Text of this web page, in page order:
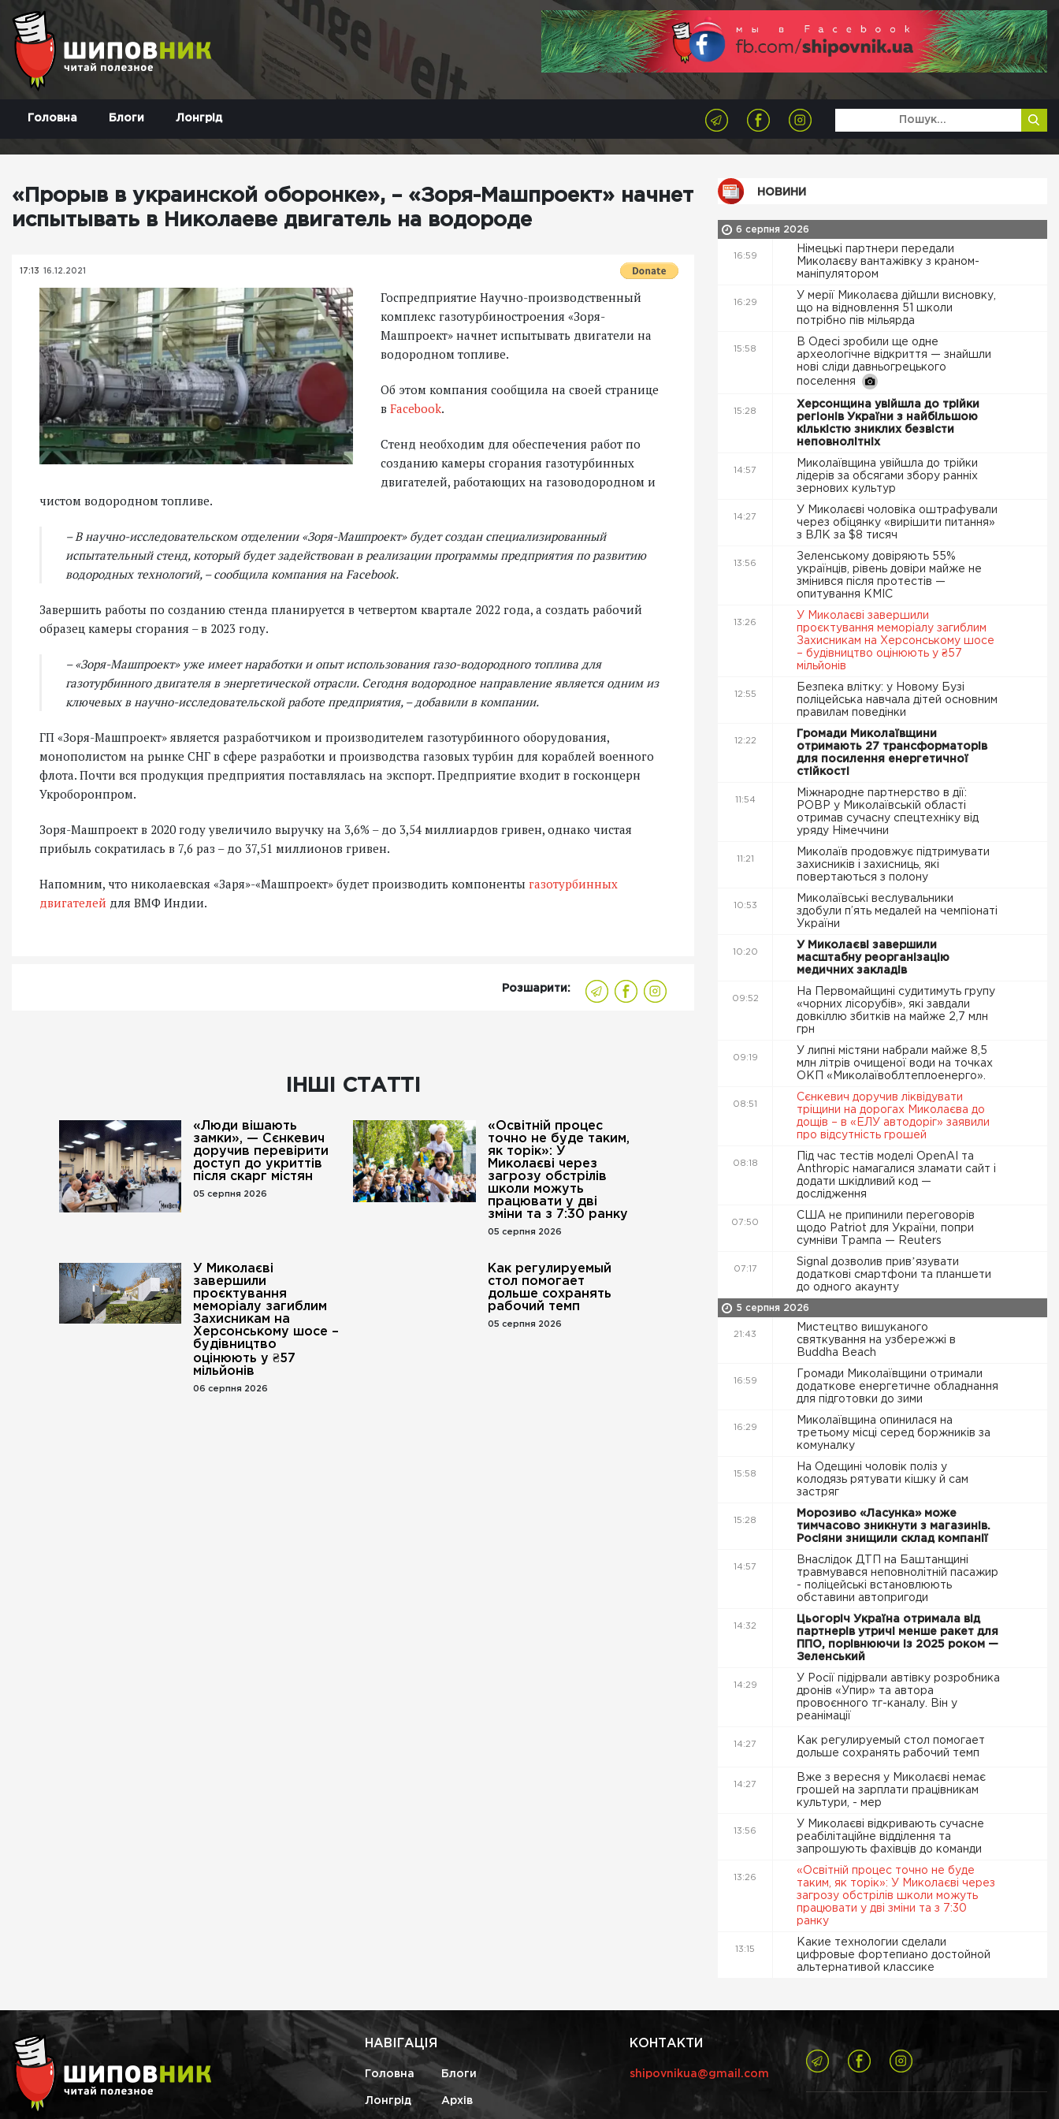
Головна Блоги Лонгрід
«Прорыв в украинской оборонке», – «Зоря-Машпроект» начнет
испытывать в Николаеве двигатель на водороде
17:13 16.12.2021
Госпредприятие Научно-производственный
комплекс газотурбиностроения «Зоря-
Машпроект» начнет испытывать двигатели на
водородном топливе.
Об этом компания сообщила на своей странице
в Facebook.
Стенд необходим для обеспечения работ по
созданию камеры сгорания газотурбинных
двигателей, работающих на газоводородном и
чистом водородном топливе.
– В научно-исследовательском отделении «Зоря-Машпроект» будет создан специализированный
испытательный стенд, который будет задействован в реализации программы предприятия по развитию
водородных технологий, – сообщила компания на Facebook.
Завершить работы по созданию стенда планируется в четвертом квартале 2022 года, а создать рабочий
образец камеры сгорания – в 2023 году.
– «Зоря-Машпроект» уже имеет наработки и опыт использования газо-водородного топлива для
газотурбинного двигателя в энергетической отрасли. Сегодня водородное направление является одним из
ключевых в научно-исследовательской работе предприятия, – добавили в компании.
ГП «Зоря-Машпроект» является разработчиком и производителем газотурбинного оборудования,
монополистом на рынке СНГ в сфере разработки и производства газовых турбин для кораблей военного
флота. Почти вся продукция предприятия поставлялась на экспорт. Предприятие входит в госконцерн
Укроборонпром.
Зоря-Машпроект в 2020 году увеличило выручку на 3,6% – до 3,54 миллиардов гривен, однако чистая
прибыль сократилась в 7,6 раз – до 37,51 миллионов гривен.
Напомним, что николаевская «Заря»-«Машпроект» будет производить компоненты газотурбинных
двигателей для ВМФ Индии.
Розшарити:
ІНШІ СТАТТІ
«Люди вішають
замки», — Сєнкевич
доручив перевірити
доступ до укриттів
після скарг містян
05 серпня 2026
«Освітній процес
точно не буде таким,
як торік»: У
Миколаєві через
загрозу обстрілів
школи можуть
працювати у дві
зміни та з 7:30 ранку
05 серпня 2026
У Миколаєві
завершили
проєктування
меморіалу загиблим
Захисникам на
Херсонському шосе –
будівництво
оцінюють у ₴57
мільйонів
06 серпня 2026
Как регулируемый
стол помогает
дольше сохранять
рабочий темп
05 серпня 2026
НОВИНИ
6 серпня 2026
16:59
Німецькі партнери передали
Миколаєву вантажівку з краном-
маніпулятором
16:29
У мерії Миколаєва дійшли висновку,
що на відновлення 51 школи
потрібно пів мільярда
15:58
В Одесі зробили ще одне
археологічне відкриття — знайшли
нові сліди давньогрецького
поселення
15:28
Херсонщина увійшла до трійки
регіонів України з найбільшою
кількістю зниклих безвісти
неповнолітніх
14:57
Миколаївщина увійшла до трійки
лідерів за обсягами збору ранніх
зернових культур
14:27
У Миколаєві чоловіка оштрафували
через обіцянку «вирішити питання»
з ВЛК за $8 тисяч
13:56
Зеленському довіряють 55%
українців, рівень довіри майже не
змінився після протестів —
опитування КМІС
13:26
У Миколаєві завершили
проєктування меморіалу загиблим
Захисникам на Херсонському шосе
– будівництво оцінюють у ₴57
мільйонів
12:55
Безпека влітку: у Новому Бузі
поліцейська навчала дітей основним
правилам поведінки
12:22
Громади Миколаївщини
отримають 27 трансформаторів
для посилення енергетичної
стійкості
11:54
Міжнародне партнерство в дії:
РОВР у Миколаївській області
отримав сучасну спецтехніку від
уряду Німеччини
11:21
Миколаїв продовжує підтримувати
захисників і захисниць, які
повертаються з полону
10:53
Миколаївські веслувальники
здобули п’ять медалей на чемпіонаті
України
10:20
У Миколаєві завершили
масштабну реорганізацію
медичних закладів
09:52
На Первомайщині судитимуть групу
«чорних лісорубів», які завдали
довкіллю збитків на майже 2,7 млн
грн
09:19
У липні містяни набрали майже 8,5
млн літрів очищеної води на точках
ОКП «Миколаївоблтеплоенерго».
08:51
Сєнкевич доручив ліквідувати
тріщини на дорогах Миколаєва до
дощів – в «ЕЛУ автодоріг» заявили
про відсутність грошей
08:18
Під час тестів моделі OpenAI та
Anthropic намагалися зламати сайт і
додати шкідливий код —
дослідження
07:50
США не припинили переговорів
щодо Patriot для України, попри
сумніви Трампа — Reuters
07:17
Signal дозволив привʼязувати
додаткові смартфони та планшети
до одного акаунту
5 серпня 2026
21:43
Мистецтво вишуканого
святкування на узбережжі в
Buddha Beach
16:59
Громади Миколаївщини отримали
додаткове енергетичне обладнання
для підготовки до зими
16:29
Миколаївщина опинилася на
третьому місці серед боржників за
комуналку
15:58
На Одещині чоловік поліз у
колодязь рятувати кішку й сам
застряг
15:28
Морозиво «Ласунка» може
тимчасово зникнути з магазинів.
Росіяни знищили склад компанії
14:57
Внаслідок ДТП на Баштанщині
травмувався неповнолітній пасажир
- поліцейські встановлюють
обставини автопригоди
14:32
Цьогоріч Україна отримала від
партнерів утричі менше ракет для
ППО, порівнюючи із 2025 роком —
Зеленський
14:29
У Росії підірвали автівку розробника
дронів «Упир» та автора
провоєнного тг-каналу. Він у
реанімації
14:27
Как регулируемый стол помогает
дольше сохранять рабочий темп
14:27
Вже з вересня у Миколаєві немає
грошей на зарплати працівникам
культури, - мер
13:56
У Миколаєві відкривають сучасне
реабілітаційне відділення та
запрошують фахівців до команди
13:26
«Освітній процес точно не буде
таким, як торік»: У Миколаєві через
загрозу обстрілів школи можуть
працювати у дві зміни та з 7:30
ранку
13:15
Какие технологии сделали
цифровые фортепиано достойной
альтернативой классике
НАВІГАЦІЯ
Головна Блоги
Лонгрід Архів
КОНТАКТИ
shipovnikua@gmail.com